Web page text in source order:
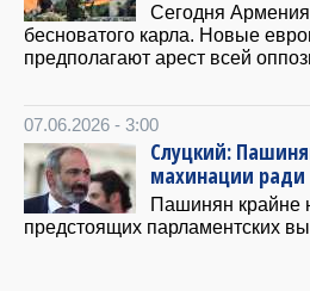
Сегодня
бесноватого карла. Новые
предполагают арест всей
07.06.2026 - 3:00
Слуцкий:
махинации ради
Пашинян крайне
предстоящих парламентских